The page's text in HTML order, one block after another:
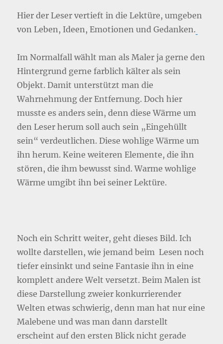
Hier der Leser vertieft in die Lektüre, umgeben
von Leben, Ideen, Emotionen und Gedanken.
Im Normalfall wählt man als Maler ja gerne den
Hintergrund gerne farblich kälter als sein
Objekt. Damit unterstützt man die
Wahrnehmung der Entfernung. Doch hier
musste es anders sein, denn diese Wärme um
den Leser herum soll auch sein „Eingehüllt
sein“ verdeutlichen. Diese wohlige Wärme um
ihn herum. Keine weiteren Elemente, die ihn
stören, die ihm bewusst sind. Warme wohlige
Wärme umgibt ihn bei seiner Lektüre.
Noch ein Schritt weiter, geht dieses Bild. Ich
wollte darstellen, wie jemand beim Lesen noch
tiefer einsinkt und seine Fantasie ihn in eine
komplett andere Welt versetzt. Beim Malen ist
diese Darstellung zweier konkurrierender
Welten etwas schwierig, denn man hat nur eine
Malebene und was man dann darstellt
erscheint auf den ersten Blick nicht gerade